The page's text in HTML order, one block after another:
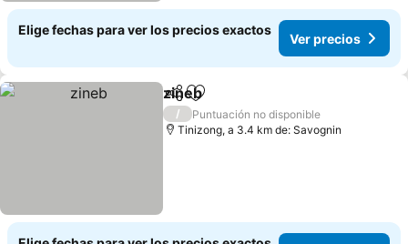
Elige fechas para ver los precios exactos
Ver precios
CompartirAgregar a favoritos
zineb
/
Puntuación no disponible
Tinizong, a 3.4 km de: Savognin